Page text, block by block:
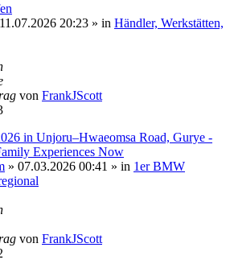
11.07.2026 20:23 » in Händler, Werkstätten,
von FrankJScott
in Unjoru–Hwaeomsa Road, Gurye -
Experiences Now
» 07.03.2026 00:41 » in 1er BMW
von FrankJScott